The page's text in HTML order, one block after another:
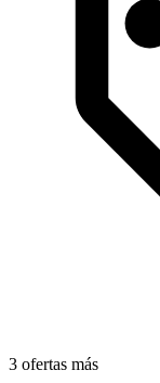
3 ofertas más